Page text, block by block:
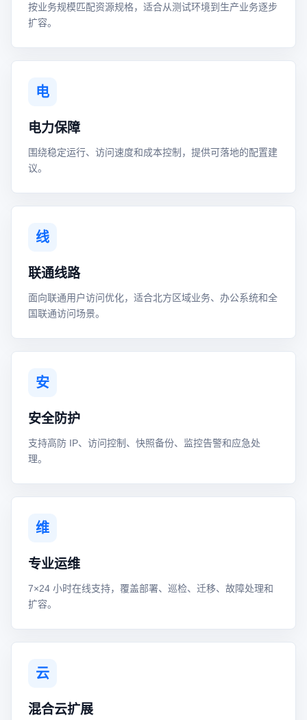
按业务规模匹配资源规格，适合从测试环境到生产业务逐步
扩容。
电
电力保障
围绕稳定运行、访问速度和成本控制，提供可落地的配置建
议。
线
联通线路
面向联通用户访问优化，适合北方区域业务、办公系统和全
国联通访问场景。
安
安全防护
支持高防 IP、访问控制、快照备份、监控告警和应急处
理。
维
专业运维
7×24 小时在线支持，覆盖部署、巡检、迁移、故障处理和
扩容。
云
混合云扩展